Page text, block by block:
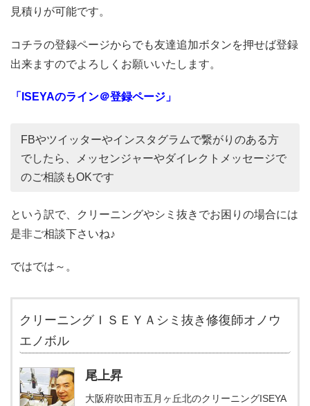
見積りが可能です。
コチラの登録ページからでも友達追加ボタンを押せば登録
出来ますのでよろしくお願いいたします。
「ISEYAのライン＠登録ページ」
FBやツイッターやインスタグラムで繋がりのある方
でしたら、メッセンジャーやダイレクトメッセージで
のご相談もOKです
という訳で、クリーニングやシミ抜きでお困りの場合には
是非ご相談下さいね♪
ではでは～。
クリーニングＩＳＥＹＡシミ抜き修復師オノウ
エノボル
尾上昇
大阪府吹田市五月ヶ丘北のクリーニングISEYA